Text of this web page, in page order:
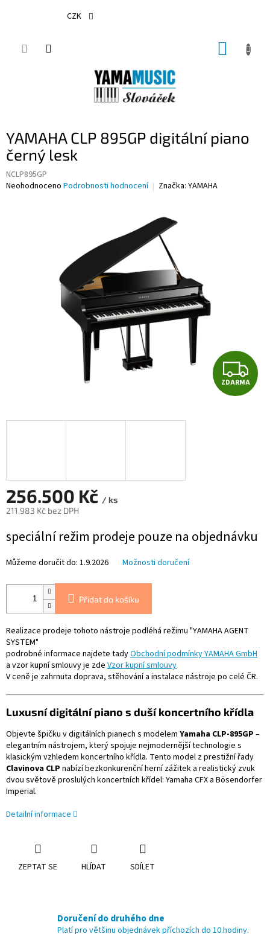
CZK
YAMAHA CLP 895GP digitální piano
černý lesk
NCLP895GP
Průměrné
Neohodnoceno Podrobnosti hodnocení Značka: YAMAHA
Z
D
ZDARMA
256.500 Kč / ks
211.983 Kč bez DPH
cena:
speciální režim prodeje pouze na objednávku
Můžeme doručit do: 1.9.2026 Možnosti doručení
Přidat do košíku
Realizace prodeje tohoto nástroje podléhá režimu "YAMAHA AGENT
SYSTEM"
podrobné informace najdete tadyObchodní podmínky YAMAHA GmbH
a vzor kupní smlouvy je zde Vzor kupní smlouvy
V ceně je zahrnuta doprava, stěhování a instalace nástroje po celé ČR.
Luxusnídigitálnípiano s dušíkoncertního křídla
Objevte špičku vdigitálních pianech s modelem Yamaha CLP-895GP –
elegantním nástrojem, kterýspojuje nejmodernějšítechnologie s
klasickým vzhledem koncertního křídla. Tento model zprestižnířady
Clavinova CLP nabízíbezkonkurenčníhernízážitek a realistický zvuk
dvou světově proslulých koncertních křídel: Yamaha CFX a Bösendorfer
Imperial.
Detailní informace
ZEPTAT SE HLÍDAT SDÍLET
Doručení do druhého dne
Platí pro většinu objednávek příchozích do 10.hodiny.